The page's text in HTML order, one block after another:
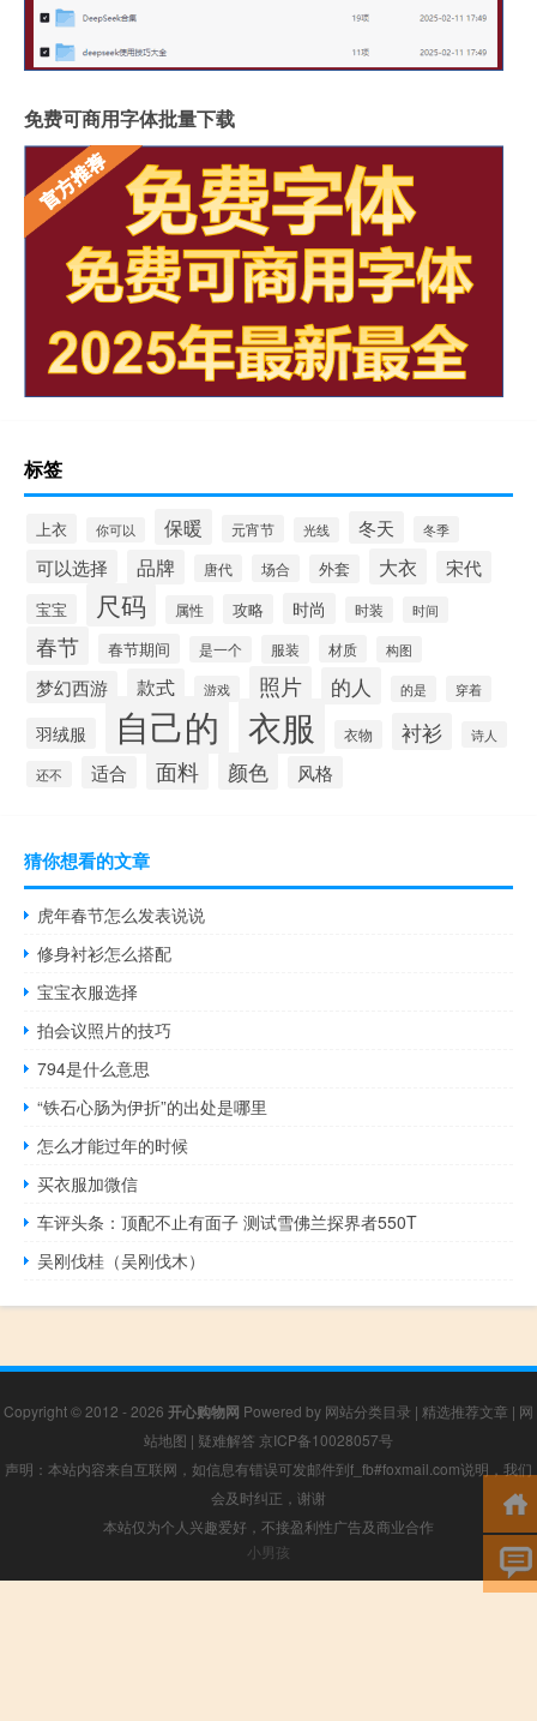
免费可商用字体批量下载
标签
上衣 你可以 保暖 元宵节 光线 冬天 冬季
可以选择 品牌 唐代 场合 外套 大衣 宋代
宝宝 尺码 属性 攻略 时尚 时装 时间
春节 春节期间 是一个 服装 材质 构图
梦幻西游 款式 游戏 照片 的人 的是 穿着
羽绒服 自己的 衣服 衣物 衬衫 诗人
还不 适合 面料 颜色 风格
猜你想看的文章
虎年春节怎么发表说说
修身衬衫怎么搭配
宝宝衣服选择
拍会议照片的技巧
794是什么意思
“铁石心肠为伊折”的出处是哪里
怎么才能过年的时候
买衣服加微信
车评头条：顶配不止有面子 测试雪佛兰探界者550T
吴刚伐桂（吴刚伐木）
Copyright © 2012 - 2026 开心购物网 Powered by 网站分类目录 | 精选推荐文章 | 网
站地图 | 疑难解答 京ICP备10028057号
声明：本站内容来自互联网，如信息有错误可发邮件到f_fb#foxmail.com说明，我们
会及时纠正，谢谢
本站仅为个人兴趣爱好，不接盈利性广告及商业合作
小男孩